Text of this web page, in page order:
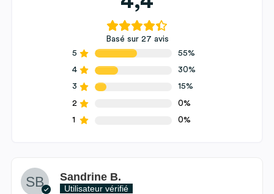
Basé sur 27 avis
5
55%
4
30%
3
15%
2
0%
1
0%
Sandrine B.
Utilisateur vérifié